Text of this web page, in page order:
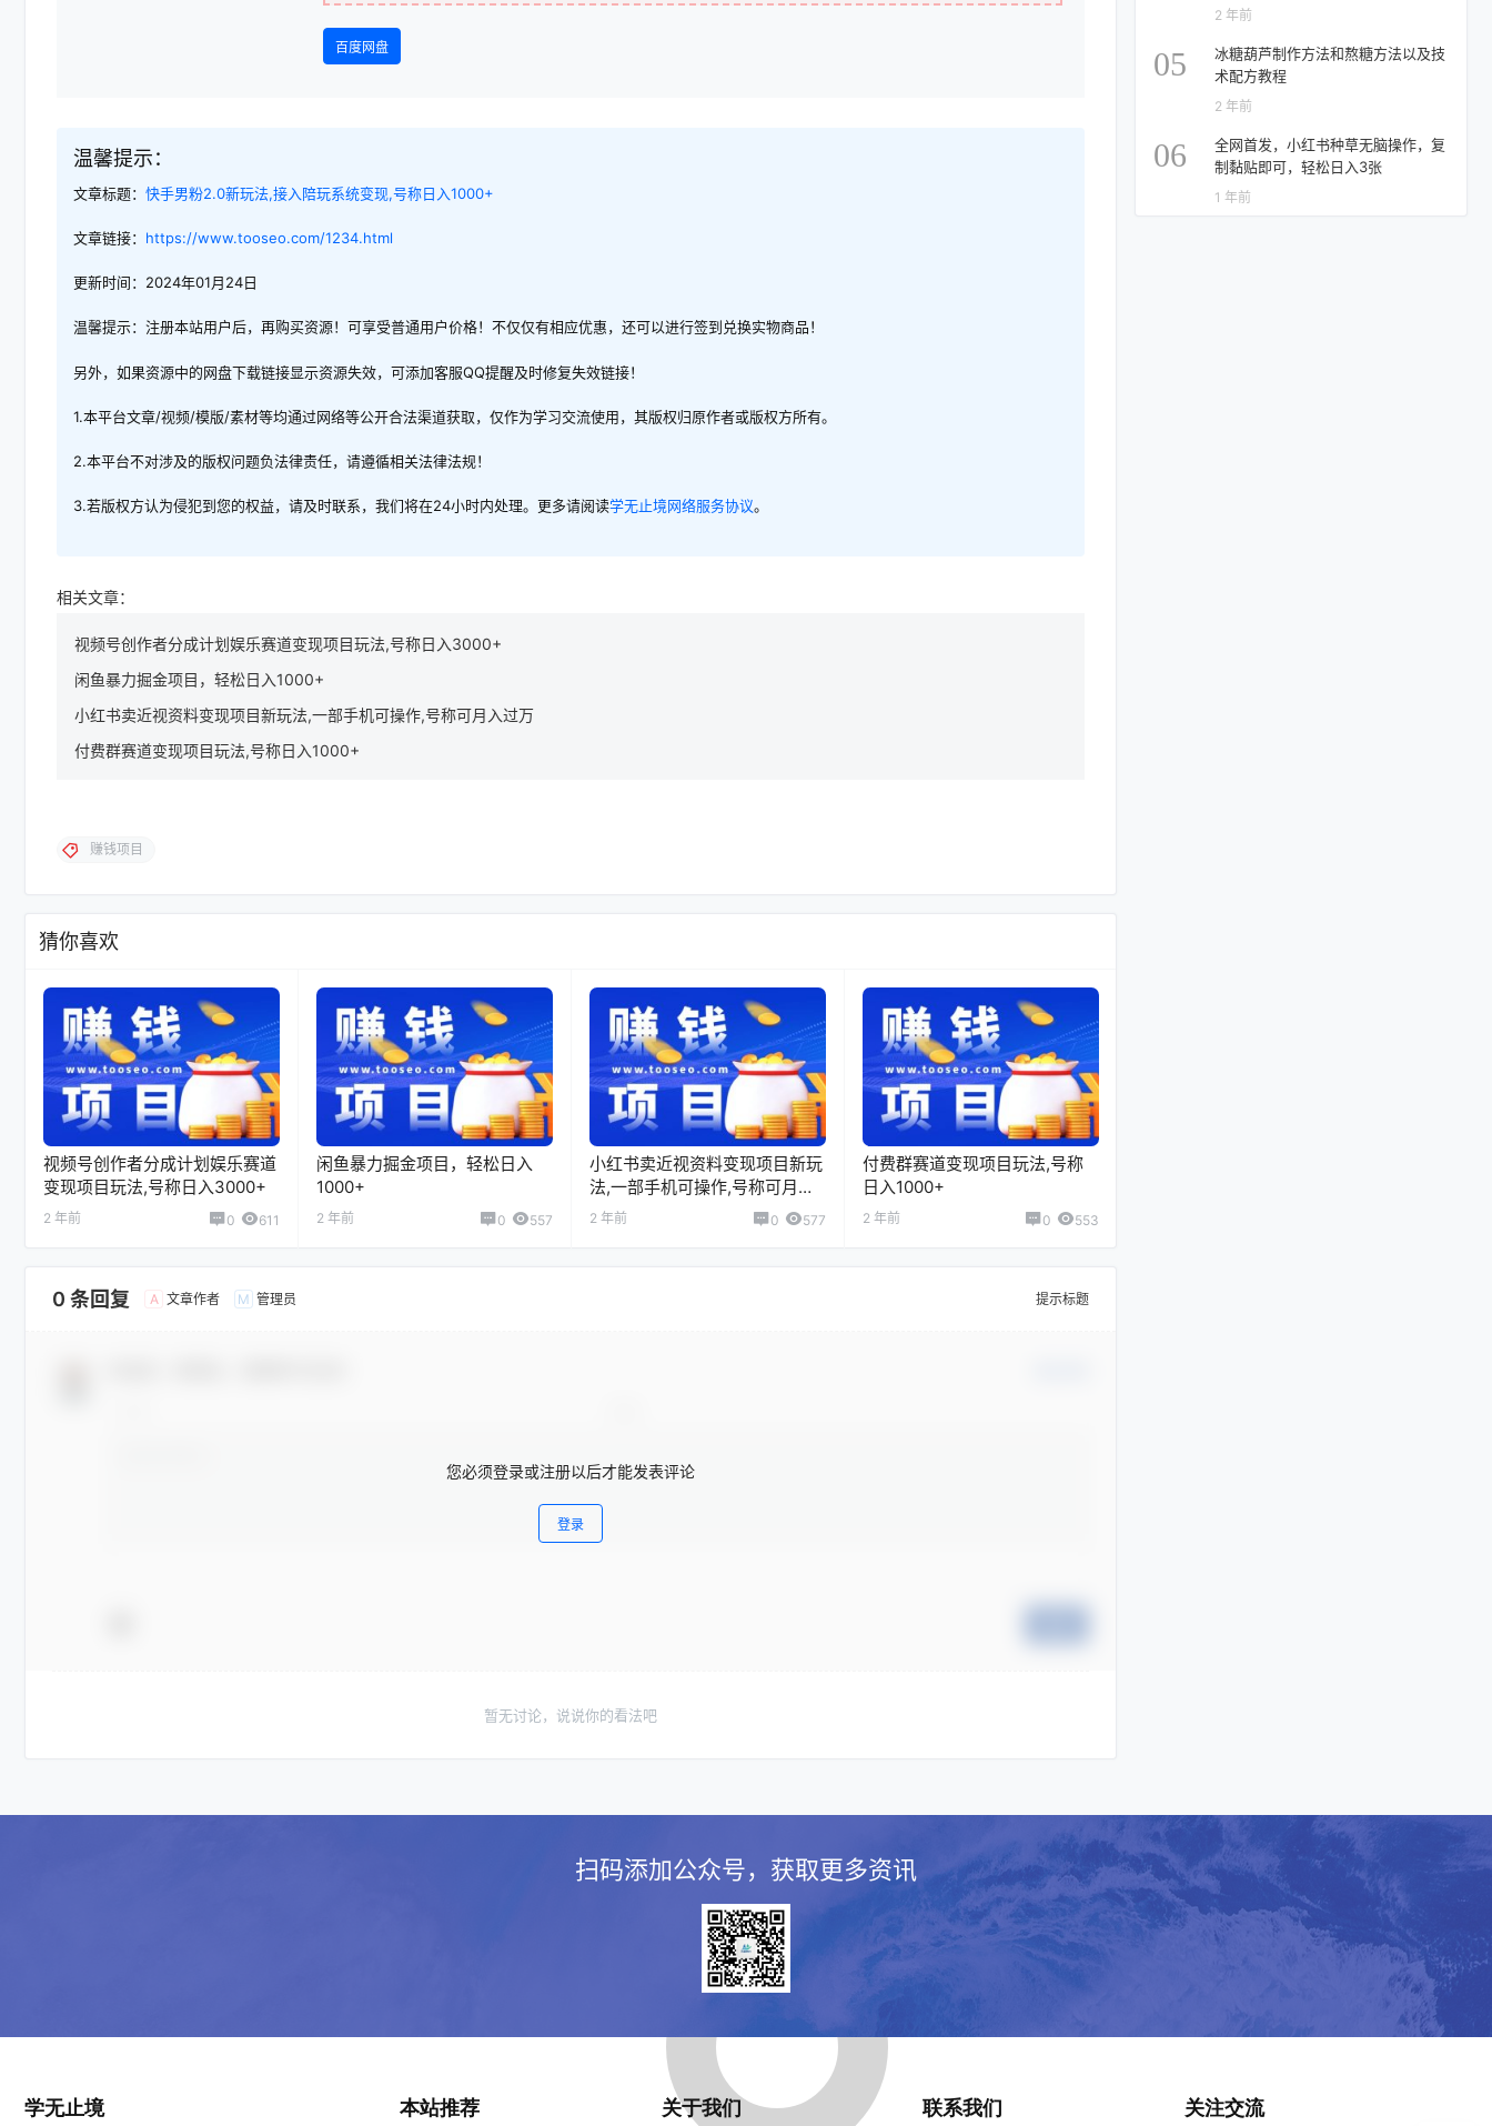
百度网盘
温馨提示：
文章标题： 快手男粉2.0新玩法,接入陪玩系统变现,号称日入1000+
文章链接： https://www.tooseo.com/1234.html
更新时间：2024年01月24日
温馨提示：注册本站用户后，再购买资源！可享受普通用户价格！不仅仅有相应优惠，还可以进行签到兑换实物商品！
另外，如果资源中的网盘下载链接显示资源失效，可添加客服QQ提醒及时修复失效链接！
1.本平台文章/视频/模版/素材等均通过网络等公开合法渠道获取，仅作为学习交流使用，其版权归原作者或版权方所有。
2.本平台不对涉及的版权问题负法律责任，请遵循相关法律法规！
3.若版权方认为侵犯到您的权益，请及时联系，我们将在24小时内处理。更多请阅读学无止境网络服务协议。
相关文章：
视频号创作者分成计划娱乐赛道变现项目玩法,号称日入3000+
闲鱼暴力掘金项目，轻松日入1000+
小红书卖近视资料变现项目新玩法,一部手机可操作,号称可月入过万
付费群赛道变现项目玩法,号称日入1000+
赚钱项目
猜你喜欢
视频号创作者分成计划娱乐赛道
变现项目玩法,号称日入3000+
2 年前 0 611
闲鱼暴力掘金项目，轻松日入
1000+
2 年前 0 557
小红书卖近视资料变现项目新玩
法,一部手机可操作,号称可月入
过万
2 年前 0 577
付费群赛道变现项目玩法,号称
日入1000+
2 年前 0 553
0 条回复 A 文章作者 M 管理员 提示标题
您必须登录或注册以后才能发表评论
登录
暂无讨论，说说你的看法吧
2 年前
05
冰糖葫芦制作方法和熬糖方法以及技
术配方教程
2 年前
06
全网首发，小红书种草无脑操作，复
制黏贴即可，轻松日入3张
1 年前
扫码添加公众号，获取更多资讯
学无止境 本站推荐 关于我们 联系我们 关注交流